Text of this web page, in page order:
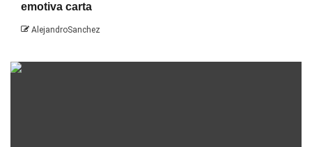
emotiva carta
AlejandroSanchez